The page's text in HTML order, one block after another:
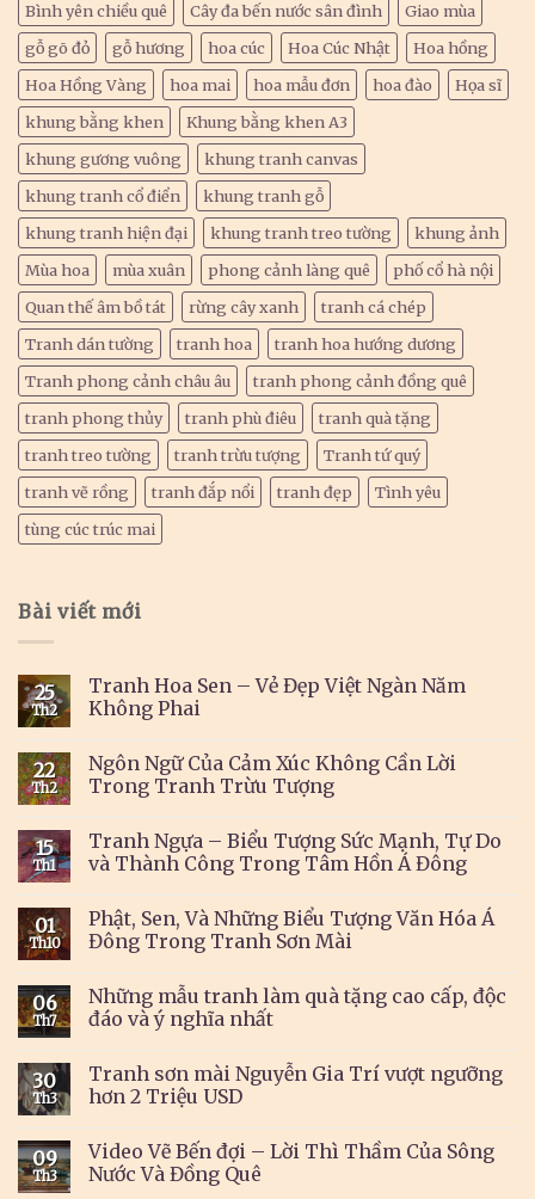
Bình yên chiều quê Cây đa bến nước sân đình
Giao mùa
gỗ gõ đỏ
gỗ hương hoa cúc Hoa Cúc Nhật
Hoa hồng
Hoa Hồng Vàng
hoa mai hoa mẫu đơn hoa đào
Họa sĩ
khung bằng khen
Khung bằng khen A3
khung gương vuông
khung tranh canvas
khung tranh cổ điển
khung tranh gỗ
khung tranh hiện đại
khung tranh treo tường
khung ảnh
Mùa hoa
mùa xuân phong cảnh làng quê
phố cổ hà nội
Quan thế âm bồ tát
rừng cây xanh
tranh cá chép
Tranh dán tường
tranh hoa
tranh hoa hướng dương
Tranh phong cảnh châu âu
tranh phong cảnh đồng quê
tranh phong thủy
tranh phù điêu
tranh quà tặng
tranh treo tường
tranh trừu tượng
Tranh tứ quý
tranh vẽ rồng
tranh đắp nổi tranh đẹp
Tình yêu
tùng cúc trúc mai
Bài viết mới
25
Th2
Tranh Hoa Sen – Vẻ Đẹp Việt Ngàn Năm
Không Phai
22
Th2
Ngôn Ngữ Của Cảm Xúc Không Cần Lời
Trong Tranh Trừu Tượng
15
Th1
Tranh Ngựa – Biểu Tượng Sức Mạnh, Tự Do
và Thành Công Trong Tâm Hồn Á Đông
01
Th10
Phật, Sen, Và Những Biểu Tượng Văn Hóa Á
Đông Trong Tranh Sơn Mài
06
Th7
Những mẫu tranh làm quà tặng cao cấp, độc
đáo và ý nghĩa nhất
30
Th3
Tranh sơn mài Nguyễn Gia Trí vượt ngưỡng
hơn 2 Triệu USD
09
Th3
Video Vẽ Bến đợi – Lời Thì Thầm Của Sông
Nước Và Đồng Quê